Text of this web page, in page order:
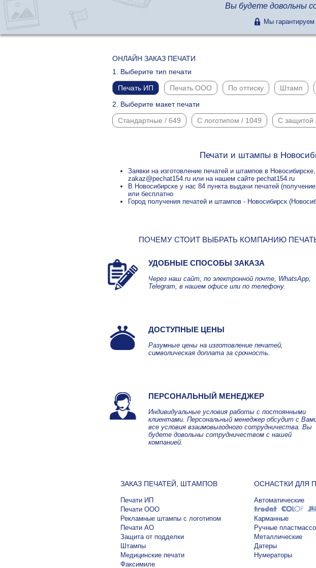
Вы будете довольны
Мы
ОНЛАЙН ЗАКАЗ ПЕЧАТИ
1. Выберите тип печати
Печать ИП
Печать ООО По оттиску Штамп
2. Выберите макет печати
Стандартные / 649
С логотипом / 1049 С защитой
Печати и штампы в
Заявки на изготовление печатей и штампов в
zakaz@pechat154.ru или на нашем сайте pechat154.ru
В Новосибирске у нас 84 пункта выдачи печатей
или бесплатно
Город получения печатей и штампов - Новосибирск
ПОЧЕМУ СТОИТ ВЫБРАТЬ КОМПАНИЮ
УДОБНЫЕ СПОСОБЫ ЗАКАЗА
Через наш сайт, по электронной почте, WhatsApp,
Telegram, в нашем офисе или по телефону.
ДОСТУПНЫЕ ЦЕНЫ
Разумные цены на изготовление печатей,
символическая доплата за срочность.
ПЕРСОНАЛЬНЫЙ МЕНЕДЖЕР
Индивидуальные условия работы с постоянными
клиентами. Персональный менеджер обсудит с
все условия взаимовыгодного сотрудничества. Вы
будете довольны сотрудничеством с нашей
компанией.
ЗАКАЗ ПЕЧАТЕЙ, ШТАМПОВ
Печати ИП
Печати ООО
Рекламные штампы с логотипом
Печати АО
Защита от подделки
Штампы
Медицинские печати
Факсимиле
ОСНАСТКИ ДЛЯ
Автоматические
Карманные
Ручные
Металлические
Датеры
Нумераторы